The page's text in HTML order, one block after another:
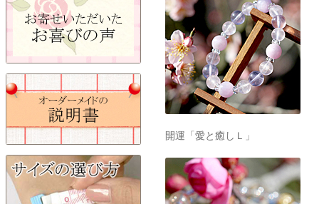
開運「愛と癒しＬ」